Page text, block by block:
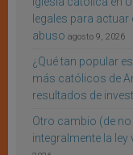
legales para
abuso agosto 9, 2026
¿Qué tan popular
más católicos de
resultados de
Otro cambio (de
integralmente la